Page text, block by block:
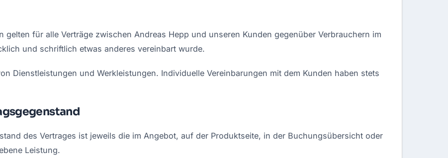
gelten für alle Verträge zwischen Andreas Hepp und unseren Kunden gegenüber Verbrauchern im
und schriftlich etwas anderes vereinbart wurde.
Dienstleistungen und Werkleistungen. Individuelle Vereinbarungen mit dem Kunden haben stets
des Vertrages ist jeweils die im Angebot, auf der Produktseite, in der Buchungsübersicht oder
Leistung.